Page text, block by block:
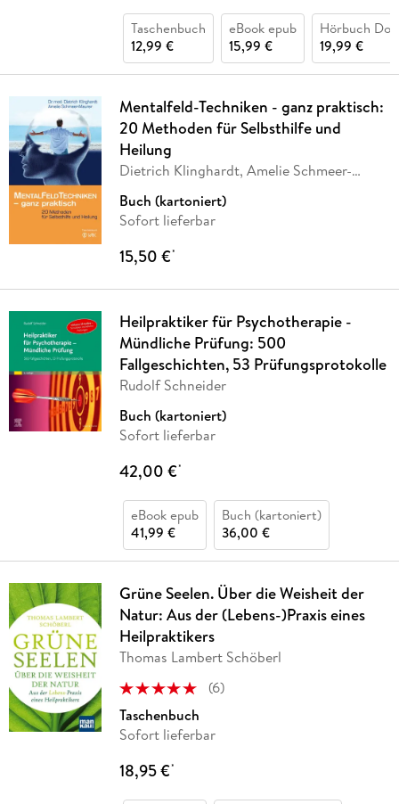
Taschenbuch
12,99 €
eBook epub
15,99 €
Hörbuch
19,99 €
Mentalfeld-Techniken - ganz praktisch:
20 Methoden für Selbsthilfe und
Heilung
Dietrich Klinghardt, Amelie Schmeer-
Buch (kartoniert)
Sofort lieferbar
15,50 €*
Heilpraktiker für Psychotherapie -
Mündliche Prüfung: 500
Fallgeschichten, 53 Prüfungsprotokolle
Rudolf Schneider
Buch (kartoniert)
Sofort lieferbar
42,00 €*
eBook epub
41,99 €
Buch (kartoniert)
36,00 €
Grüne Seelen. Über die Weisheit der
Natur: Aus der (Lebens-)Praxis eines
Heilpraktikers
Thomas Lambert Schöberl
(6)
Taschenbuch
Sofort lieferbar
18,95 €*